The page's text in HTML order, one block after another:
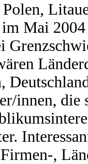
Mai
innen, die
,